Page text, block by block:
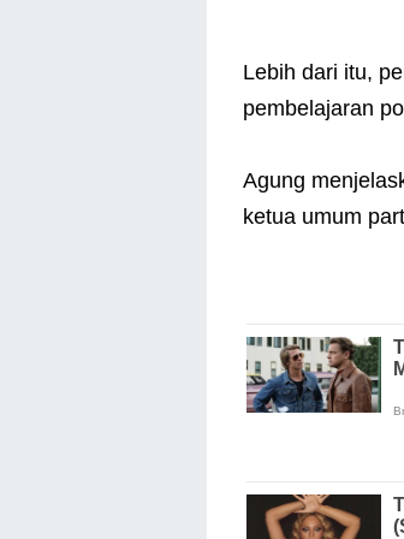
Lebih dari itu,
pembelajaran
Agung
ketua umum